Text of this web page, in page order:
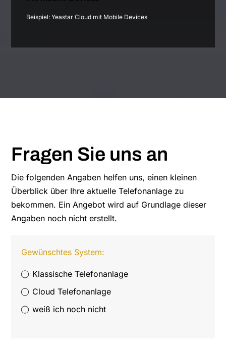
Beispiel: Yeastar Cloud mit Mobile Devices
Fragen Sie uns an
Die folgenden Angaben helfen uns, einen kleinen
Überblick über Ihre aktuelle Telefonanlage zu
bekommen. Ein Angebot wird auf Grundlage dieser
Angaben noch nicht erstellt.
Gewünschtes System:
Klassische Telefonanlage
Cloud Telefonanlage
weiß ich noch nicht